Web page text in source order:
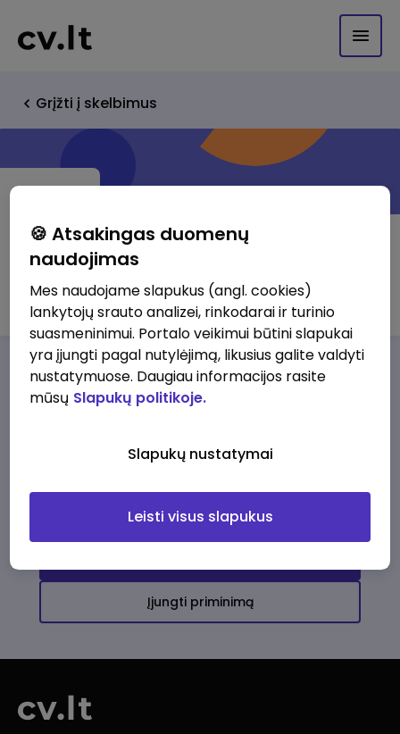
Grįžti į skelbimus
Vitae Litera, UAB
Darbo pasiūlymaiApie musPrivalumai
darbo pasiūlymų
Įjungti priminimą
🍪 Atsakingas duomenų
naudojimas
Mes naudojame slapukus (angl. cookies)
lankytojų srauto analizei, rinkodarai ir turinio
suasmeninimui. Portalo veikimui būtini slapukai
yra įjungti pagal nutylėjimą, likusius galite valdyti
nustatymuose. Daugiau informacijos rasite
mūsų Slapukų politikoje.
Slapukų nustatymai
Leisti visus slapukus